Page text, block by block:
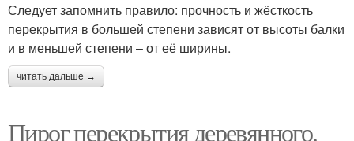
Следует запомнить правило: прочность и жёсткость
перекрытия в большей степени зависят от высоты балки
и в меньшей степени – от её ширины.
читать дальше →
Пирог перекрытия деревянного.